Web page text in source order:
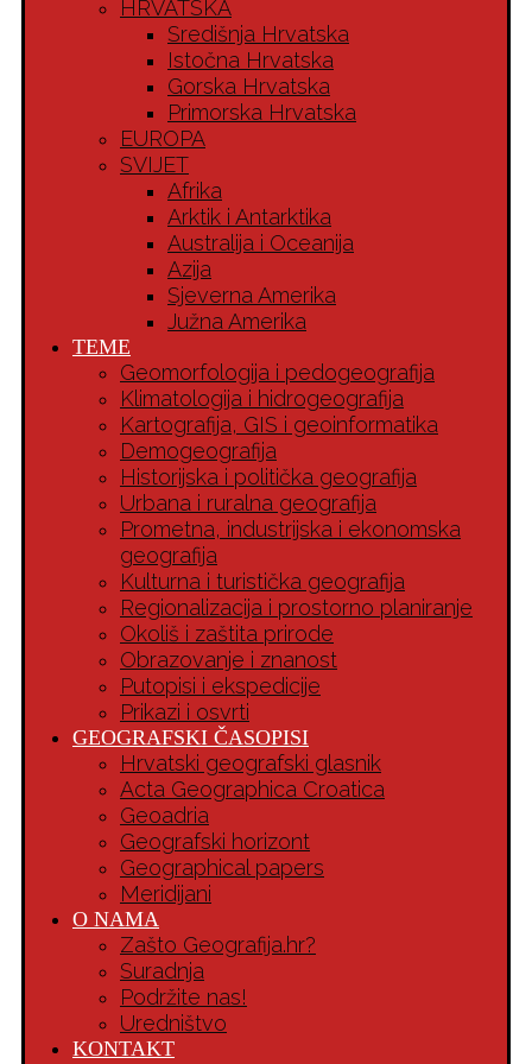
HRVATSKA
Središnja Hrvatska
Istočna Hrvatska
Gorska Hrvatska
Primorska Hrvatska
EUROPA
SVIJET
Afrika
Arktik i Antarktika
Australija i Oceanija
Azija
Sjeverna Amerika
Južna Amerika
TEME
Geomorfologija i pedogeografija
Klimatologija i hidrogeografija
Kartografija, GIS i geoinformatika
Demogeografija
Historijska i politička geografija
Urbana i ruralna geografija
Prometna, industrijska i ekonomska
geografija
Kulturna i turistička geografija
Regionalizacija i prostorno planiranje
Okoliš i zaštita prirode
Obrazovanje i znanost
Putopisi i ekspedicije
Prikazi i osvrti
GEOGRAFSKI ČASOPISI
Hrvatski geografski glasnik
Acta Geographica Croatica
Geoadria
Geografski horizont
Geographical papers
Meridijani
O NAMA
Zašto Geografija.hr?
Suradnja
Podržite nas!
Uredništvo
KONTAKT